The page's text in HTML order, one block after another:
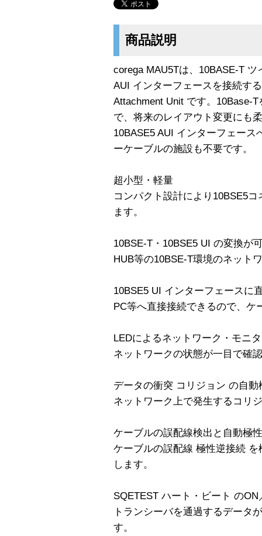
商品説明
corega MAU5Tは、10BASE-T
AUI インターフェースを接続す
Attachment Unit です。10Base-
で、将来のレイアウト変更にも
10BASE5 AUI インターフェー
ーケーブルの施設も不要です。
超小型・軽量
コンパクト設計により10BSE5
ます。
10BSE-T・10BSE5 UI の変換が
HUB等の10BSE-T環境のネット
10BSE5 UI インターフェースに
PC等へ直接接続できるので、ケ
LEDによるネットワーク・モニ
ネットワークの状態が一目で確
データの衝突 コリジョン の自動
ネットワーク上で発生するコリ
ケーブルの誤配線検出と自動極
ケーブルの誤配線 極性逆接続
します。
SQETEST ハート・ビート の
トランシーバを通過するデータ
す。